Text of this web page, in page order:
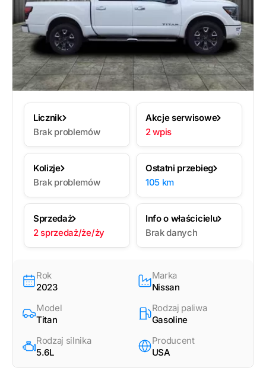
Licznik
Brak problemów
Akcje serwisowe
2 wpis
Kolizje
Brak problemów
Ostatni przebieg
105 km
Sprzedaż
2 sprzedaż/że/ży
Info o właścicielu
Brak danych
Rok
2023
Marka
Nissan
Model
Titan
Rodzaj paliwa
Gasoline
Rodzaj silnika
5.6L
Producent
USA